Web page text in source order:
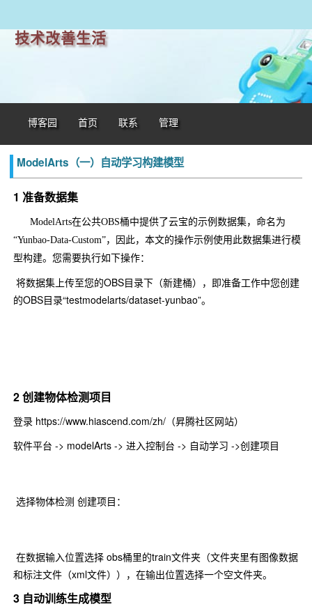
技术改善生活
博客园 首页 联系 管理
ModelArts（一）自动学习构建模型
1 准备数据集
ModelArts在公共OBS桶中提供了云宝的示例数据集，命名为
“Yunbao-Data-Custom”，因此，本文的操作示例使用此数据集进行模
型构建。您需要执行如下操作：
将数据集上传至您的OBS目录下（新建桶），即准备工作中您创建
的OBS目录“testmodelarts/dataset-yunbao”。
2 创建物体检测项目
登录 https://www.hiascend.com/zh/（昇腾社区网站）
软件平台 -> modelArts -> 进入控制台 -> 自动学习 ->创建项目
选择物体检测 创建项目：
在数据输入位置选择 obs桶里的train文件夹（文件夹里有图像数据
和标注文件（xml文件）），在输出位置选择一个空文件夹。
3 自动训练生成模型